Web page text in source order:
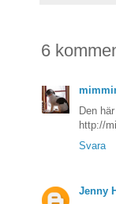
6
Den
http://
Svara
Jenny H